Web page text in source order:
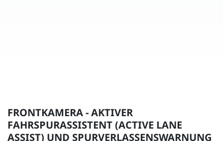
FRONTKAMERA - AKTIVER
FAHRSPURASSISTENT (ACTIVE LANE
ASSIST) UND SPURVERLASSENSWARNUNG